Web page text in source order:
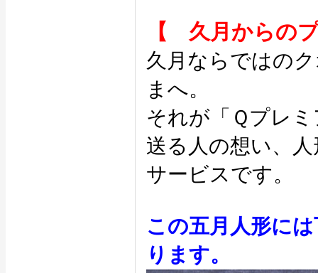
【 久月からの
久月ならではの
まへ。
それが「Ｑプレ
送る人の想い、
サービスです。
この五月人形に
ります。